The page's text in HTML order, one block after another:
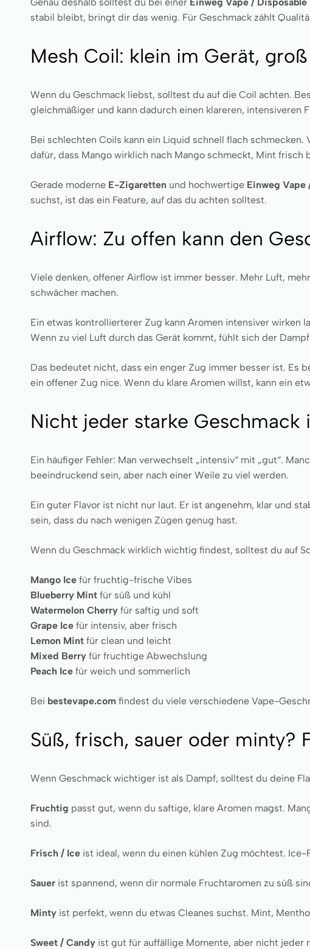
stabil bleibt, bringt dir das wenig. Für Geschmack zählt
Mesh Coil: klein im Gerät,
Wenn du Geschmack liebst, solltest du auf die Coil achten.
gleichmäßiger und kann dadurch einen klareren, intensiveren
Bei schlechten Coils kann ein Liquid schnell flach
dafür, dass Mango wirklich nach Mango schmeckt, Mint
Gerade moderne E-Zigaretten und hochwertige Einweg Vape
suchst, ist das ein Feature, auf das du achten solltest.
Airflow: Zu offen kann den
Viele denken, offener Airflow ist immer besser. Mehr Luft,
schwächer machen.
Ein etwas kontrollierterer Zug kann Aromen intensiver wirken
Wenn zu viel Luft durch das Gerät kommt, fühlt sich der
Das bedeutet nicht, dass ein enger Zug immer besser ist. Es
ein offener Zug nice. Wenn du klare Aromen willst, kann ein
Nicht jeder starke
Ein häufiger Fehler: Man verwechselt „intensiv“ mit „gut“.
beeindruckend sein, aber nach einer Weile zu viel werden.
Ein guter Flavor ist nicht nur laut. Er ist angenehm, klar und
sein, dass du nach wenigen Zügen genug hast.
Wenn du Geschmack wirklich wichtig findest, solltest du auf
Mango Ice für fruchtig-frische Vibes
Blueberry Mint für süß und kühl
Watermelon Cherry für saftig und soft
Grape Ice für intensiv, aber frisch
Lemon Mint für clean und leicht
Mixed Berry für fruchtige Abwechslung
Peach Ice für weich und sommerlich
Bei bestevape.com findest du viele verschiedene Vape-
Süß, frisch, sauer oder minty?
Wenn Geschmack wichtiger ist als Dampf, solltest du deine
Fruchtig passt gut, wenn du saftige, klare Aromen magst.
sind.
Frisch / Ice ist ideal, wenn du einen kühlen Zug möchtest.
Sauer ist spannend, wenn dir normale Fruchtaromen zu süß
Minty ist perfekt, wenn du etwas Cleanes suchst. Mint,
Sweet / Candy ist gut für auffällige Momente, aber nicht jeder